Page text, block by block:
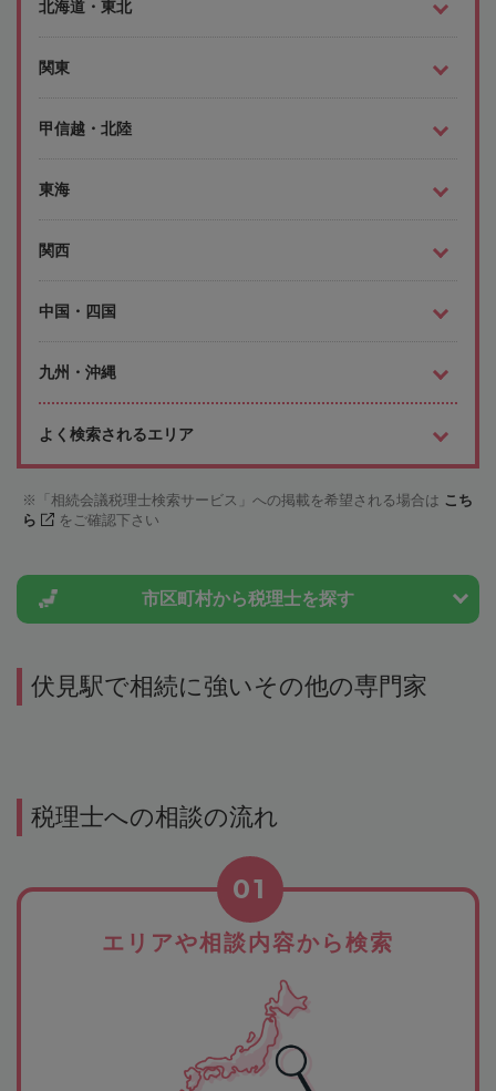
北海道・東北
関東
甲信越・北陸
東海
関西
中国・四国
九州・沖縄
よく検索されるエリア
「相続会議税理士検索サービス」への掲載を希望される場合は こち
ら
をご確認下さい
市区町村から税理士を探す
伏見駅で相続に強いその他の専門家
税理士への相談の流れ
エリアや相談内容から検索
01